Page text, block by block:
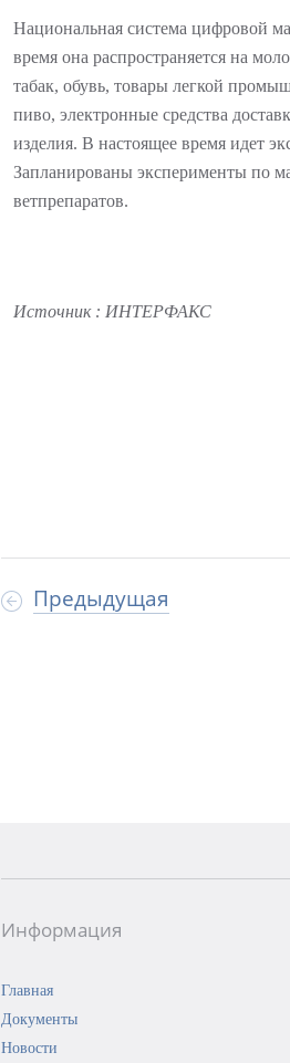
Национальная система цифровой
время она распространяется на
табак, обувь, товары легкой
пиво, электронные средства
изделия. В настоящее время идет
Запланированы эксперименты по
ветпрепаратов.
Источник : ИНТЕРФАКС
Предыдущая
Информация
Главная
Документы
Новости